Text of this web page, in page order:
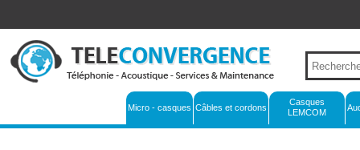
Micro - casques Câbles et cordons
Casques
LEMCOM